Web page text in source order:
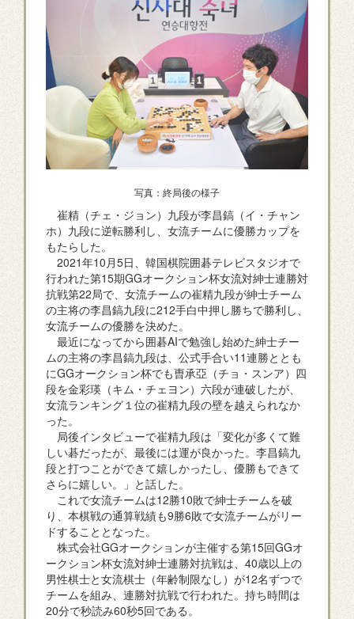
写真：終局後の様子
崔精（チェ・ジョン）九段が李昌鎬（イ・チャン
ホ）九段に逆転勝利し、女流チームに優勝カップを
もたらした。
2021年10月5日、韓国棋院囲碁テレビスタジオで
行われた第15期GGオークション杯女流対紳士連勝対
抗戦第22局で、女流チームの崔精九段が紳士チーム
の主将の李昌鎬九段に212手白中押し勝ちで勝利し、
女流チームの優勝を決めた。
最近になってから囲碁AIで勉強し始めた紳士チー
ムの主将の李昌鎬九段は、公式手合い11連勝ととも
にGGオークション杯でも曺承亞（チョ・スンア）四
段を金彩瑛（キム・チェヨン）六段が連破したが、
女流ランキング１位の崔精九段の壁を越えられなか
った。
局後インタビューで崔精九段は「変化が多くて難
しい碁だったが、最後には運が良かった。李昌鎬九
段と打つことができて嬉しかったし、優勝もできて
さらに嬉しい。」と話した。
これで女流チームは12勝10敗で紳士チームを破
り、本棋戦の通算戦績も9勝6敗で女流チームがリー
ドすることとなった。
株式会社GGオークションが主催する第15回GGオ
ークション杯女流対紳士連勝対抗戦は、40歳以上の
男性棋士と女流棋士（年齢制限なし）が12名ずつで
チームを組み、連勝対抗戦で行われた。持ち時間は
20分で秒読み60秒5回である。